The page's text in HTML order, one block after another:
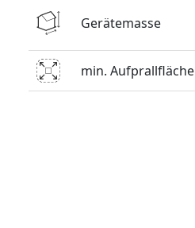
Gerätemasse
min. Aufprallfläche